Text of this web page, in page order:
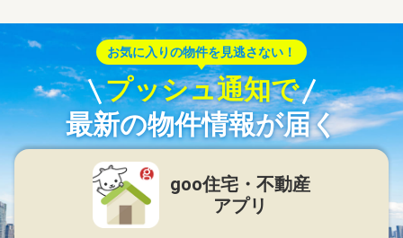
お気に入りの物件を見逃さない！
プッシュ通知で
最新の物件情報が届く
goo住宅・不動産
アプリ